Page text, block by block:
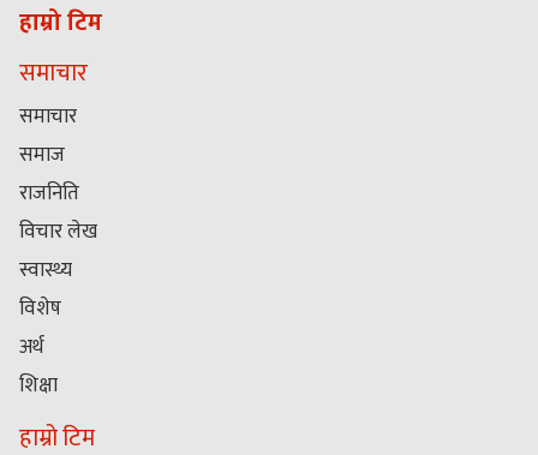
हाम्रो टिम
समाचार
समाचार
समाज
राजनिति
विचार लेख
स्वास्थ्य
विशेष
अर्थ
शिक्षा
हाम्रो टिम